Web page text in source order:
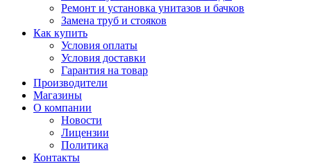
Ремонт и установка унитазов и бачков
Замена труб и стояков
Как купить
Условия оплаты
Условия доставки
Гарантия на товар
Производители
Магазины
О компании
Новости
Лицензии
Политика
Контакты